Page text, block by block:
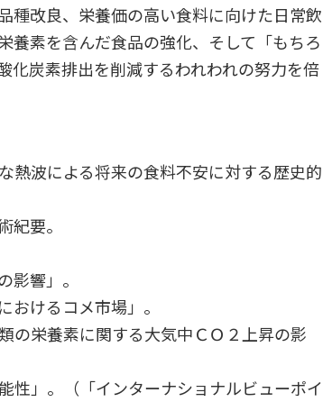
種改良、栄養価の高い食料に向けた日常飲
養素を含んだ食品の強化、そして「もちろ
化炭素排出を削減するわれわれの努力を倍
熱波による将来の食料不安に対する歴史的
紀要。
影響」。
おけるコメ市場」。
の栄養素に関する大気中ＣＯ２上昇の影
性」。（「インターナショナルビューポイ